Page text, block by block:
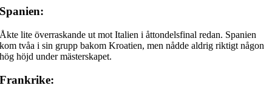
Spanien:
Åkte lite överraskande ut mot Italien i åttondelsfinal redan. Spanien
kom tvåa i sin grupp bakom Kroatien, men nådde aldrig riktigt någon
hög höjd under mästerskapet.
Frankrike: